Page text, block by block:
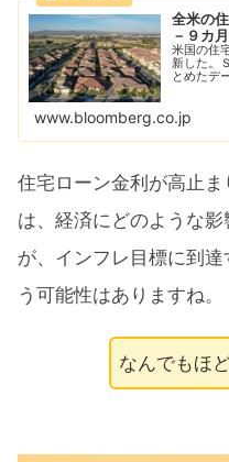
全米の
－９カ
米国の住
新した。
とめたデ
www.bloomberg.co.jp
住宅ローン金利が高止
は、経済にどのような
が、インフレ目標に到
う可能性はありますね。
なんでもほ